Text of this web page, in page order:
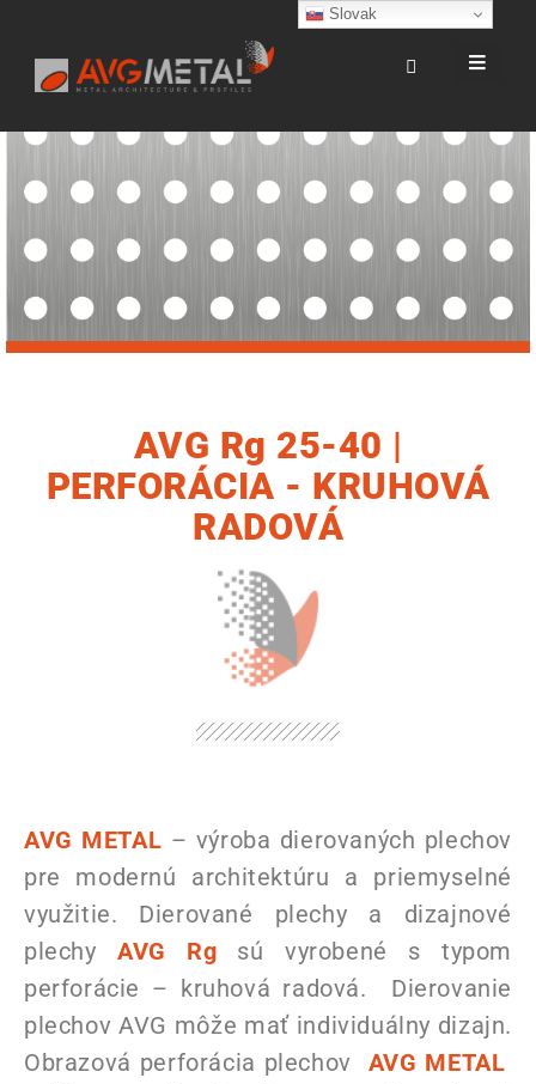
AVG Rg 25-40 |
PERFORÁCIA - KRUHOVÁ
RADOVÁ
AVG METAL – výroba dierovaných plechov
pre modernú architektúru a priemyselné
využitie. Dierované plechy a dizajnové
plechy AVG Rg sú vyrobené s typom
perforácie – kruhová radová. Dierovanie
plechov AVG môže mať individuálny dizajn.
Obrazová perforácia plechov AVG METAL
Slovak